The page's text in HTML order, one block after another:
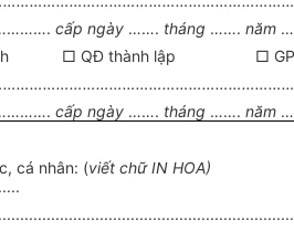
cấp ngày ……. tháng …….năm
doanh □ QĐ thành lập □ GP
cấp ngày ……. tháng …….năm
cá nhân: (viết chữ IN HOA)